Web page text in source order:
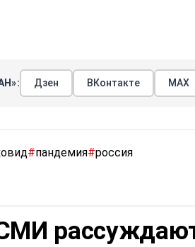
Дзен ВКонтакте МАХ
#пандемия#россия